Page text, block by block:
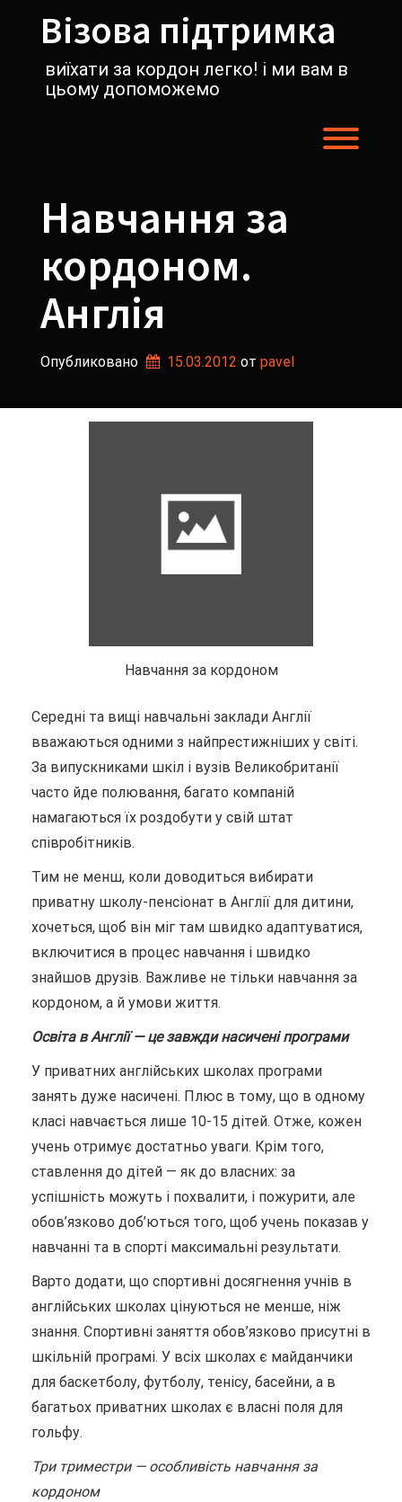
содержимомуВізова підтримка
виїхати за кордон легко! і ми вам в
цьому допоможемо
Навчання за
кордоном.
Англія
Опубликовано 15.03.2012 от pavel
Навчання за кордоном
Середні та вищі навчальні заклади Англії
вважаються одними з найпрестижніших у світі.
За випускниками шкіл і вузів Великобританії
часто йде полювання, багато компаній
намагаються їх роздобути у свій штат
співробітників.
Тим не менш, коли доводиться вибирати
приватну школу-пенсіонат в Англії для дитини,
хочеться, щоб він міг там швидко адаптуватися,
включитися в процес навчання і швидко
знайшов друзів. Важливе не тільки навчання за
кордоном, а й умови життя.
Освіта в Англії — це завжди насичені програми
У приватних англійських школах програми
занять дуже насичені. Плюс в тому, що в одному
класі навчається лише 10-15 дітей. Отже, кожен
учень отримує достатньо уваги. Крім того,
ставлення до дітей — як до власних: за
успішність можуть і похвалити, і пожурити, але
обов’язково доб’ються того, щоб учень показав у
навчанні та в спорті максимальні результати.
Варто додати, що спортивні досягнення учнів в
англійських школах цінуються не менше, ніж
знання. Спортивні заняття обов’язково присутні в
шкільній програмі. У всіх школах є майданчики
для баскетболу, футболу, тенісу, басейни, а в
багатьох приватних школах є власні поля для
гольфу.
Три триместри — особливість навчання за
кордоном